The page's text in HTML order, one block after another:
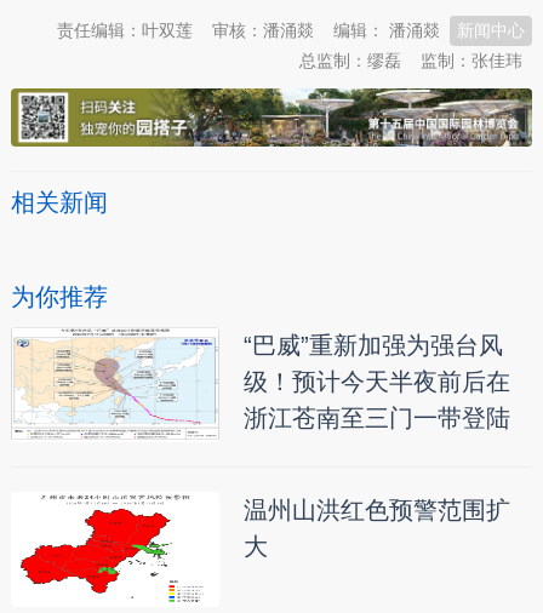
新闻中心
编辑： 潘涌燚
审核：潘涌燚
责任编辑：叶双莲
监制：张佳玮
总监制：缪磊
相关新闻
为你推荐
“巴威”重新加强为强台风
级！预计今天半夜前后在
浙江苍南至三门一带登陆
温州山洪红色预警范围扩
大